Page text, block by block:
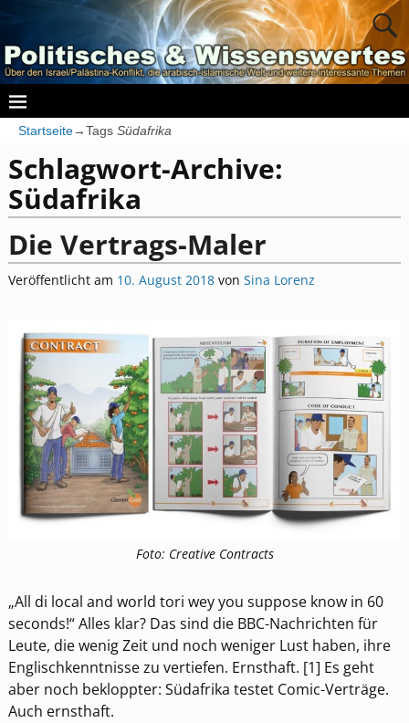
Startseite→Tags Südafrika
Schlagwort-Archive:
Südafrika
Die Vertrags-Maler
Veröffentlicht am 10. August 2018 von Sina Lorenz
Foto: Creative Contracts
„All di local and world tori wey you suppose know in 60
seconds!“ Alles klar? Das sind die BBC-Nachrichten für
Leute, die wenig Zeit und noch weniger Lust haben, ihre
Englischkenntnisse zu vertiefen. Ernsthaft. [1] Es geht
aber noch bekloppter: Südafrika testet Comic-Verträge.
Auch ernsthaft.